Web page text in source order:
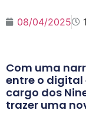
08/04/2025
Com uma
entre o digital
cargo dos
trazer uma